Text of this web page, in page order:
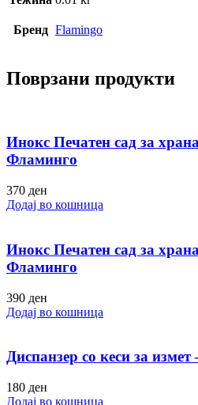
Бренд Flamingo
Поврзани продукти
Инокс Печатен сад за
Фламинго
370 ден
Додај во кошница
Инокс Печатен сад за
Фламинго
390 ден
Додај во кошница
Диспанзер со кеси за измет
180 ден
Додај во кошница